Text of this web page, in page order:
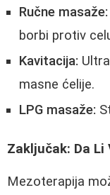
Ručne masaže:
borbi protiv
Kavitacija:
masne ćelije.
LPG masaže:
Zaključak: Da Li
Mezoterapija